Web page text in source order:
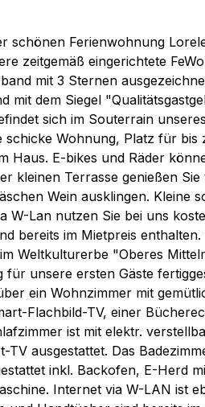
schönen Ferienwohnung
zeitgemäß eingerichtete
mit 3 Sternen
mit dem Siegel
sich im Souterrain
schicke Wohnung, Platz für bis
Haus. E-bikes und Räder
kleinen Terrasse genießen
Wein ausklingen. Kleine
W-Lan nutzen Sie bei uns
bereits im Mietpreis
Weltkulturerbe "Oberes
für unsere ersten Gäste
ein Wohnzimmer mit
Flachbild-TV, einer
ist mit elektr.
TV ausgestattet. Das
inkl. Backofen, E-Herd
Internet via W-LAN ist